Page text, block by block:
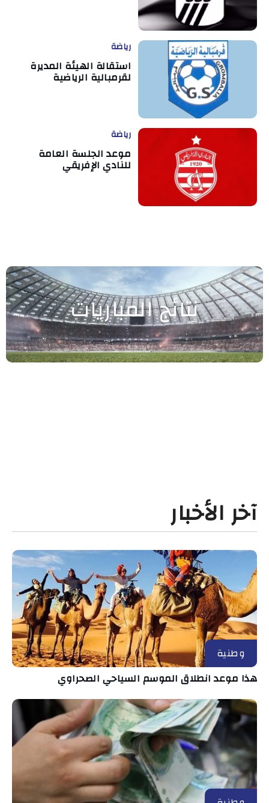
رياضة
استقالة الهيئة المديرة
لقرمبالية الرياضية
رياضة
موعد الجلسة العامة
للنادي الإفريقي
نتائج المباريات
آخر الأخبار
وطنية
هذا موعد انطلاق الموسم السياحي الصحراوي